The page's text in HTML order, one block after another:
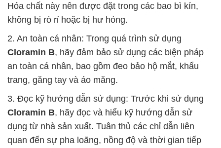
Hóa chất này nên được đặt trong các bao bì kín,
không bị rò rỉ hoặc bị hư hỏng.
2. An toàn cá nhân: Trong quá trình sử dụng
Cloramin B, hãy đảm bảo sử dụng các biện pháp
an toàn cá nhân, bao gồm đeo bảo hộ mắt, khẩu
trang, găng tay và áo măng.
3. Đọc kỹ hướng dẫn sử dụng: Trước khi sử dụng
Cloramin B, hãy đọc và hiểu kỹ hướng dẫn sử
dụng từ nhà sản xuất. Tuân thủ các chỉ dẫn liên
quan đến sự pha loãng, nồng độ và thời gian tiếp